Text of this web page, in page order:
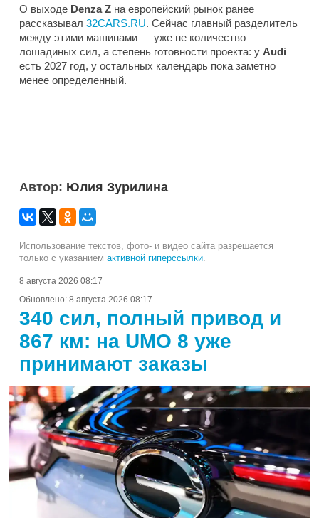
О выходе Denza Z на европейский рынок ранее
рассказывал 32CARS.RU. Сейчас главный разделитель
между этими машинами — уже не количество
лошадиных сил, а степень готовности проекта: у Audi
есть 2027 год, у остальных календарь пока заметно
менее определенный.
Автор: Юлия Зурилина
Использование текстов, фото- и видео сайта разрешается
только с указанием активной гиперссылки
8 августа 2026 08:17
Обновлено: 8 августа 2026 08:17
340 сил, полный привод и
867 км: на UMO 8 уже
принимают заказы